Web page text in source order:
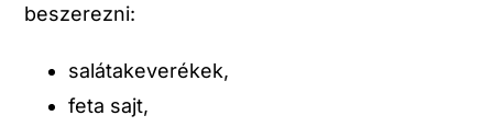
beszerezni:
salátakeverékek,
feta sajt,